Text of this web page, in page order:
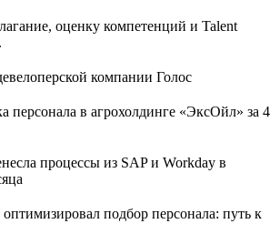
оценку компетенций и Talent
компании Голос
персонала в агрохолдинге «ЭксОйл» за 4
процессы из SAP и Workday в
подбор персонала: путь к